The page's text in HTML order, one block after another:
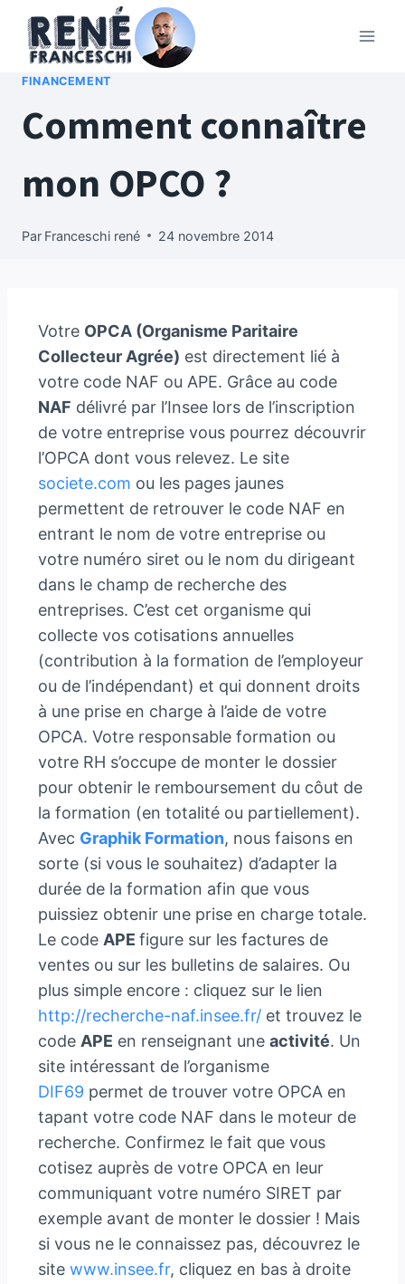
FINANCEMENT
Comment connaître
mon OPCO ?
Par Franceschi rené 24 novembre 2014
Votre OPCA (Organisme Paritaire
Collecteur Agrée) est directement lié à
votre code NAF ou APE. Grâce au code
NAF délivré par l’Insee lors de l’inscription
de votre entreprise vous pourrez découvrir
l’OPCA dont vous relevez. Le site
societe.com ou les pages jaunes
permettent de retrouver le code NAF en
entrant le nom de votre entreprise ou
votre numéro siret ou le nom du dirigeant
dans le champ de recherche des
entreprises. C’est cet organisme qui
collecte vos cotisations annuelles
(contribution à la formation de l’employeur
ou de l’indépendant) et qui donnent droits
à une prise en charge à l’aide de votre
OPCA. Votre responsable formation ou
votre RH s’occupe de monter le dossier
pour obtenir le remboursement du côut de
la formation (en totalité ou partiellement).
Avec Graphik Formation, nous faisons en
sorte (si vous le souhaitez) d’adapter la
durée de la formation afin que vous
puissiez obtenir une prise en charge totale.
Le code APE figure sur les factures de
ventes ou sur les bulletins de salaires. Ou
plus simple encore : cliquez sur le lien
http://recherche-naf.insee.fr/ et trouvez le
code APE en renseignant une activité. Un
site intéressant de l’organisme
DIF69 permet de trouver votre OPCA en
tapant votre code NAF dans le moteur de
recherche. Confirmez le fait que vous
cotisez auprès de votre OPCA en leur
communiquant votre numéro SIRET par
exemple avant de monter le dossier ! Mais
si vous ne le connaissez pas, découvrez le
site www.insee.fr, cliquez en bas à droite